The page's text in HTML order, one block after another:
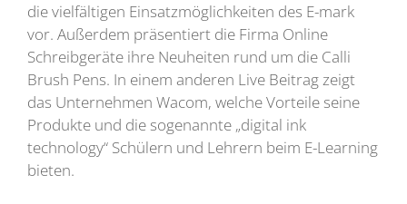
die vielfältigen Einsatzmöglichkeiten des E-mark
vor. Außerdem präsentiert die Firma Online
Schreibgeräte ihre Neuheiten rund um die Calli
Brush Pens. In einem anderen Live Beitrag zeigt
das Unternehmen Wacom, welche Vorteile seine
Produkte und die sogenannte „digital ink
technology“ Schülern und Lehrern beim E-Learning
bieten.